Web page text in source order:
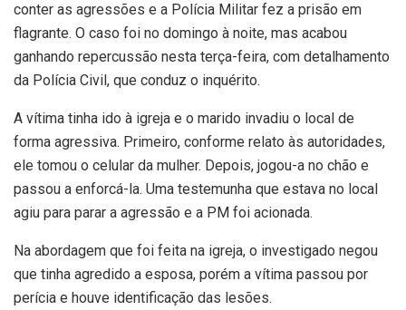
conter as agressões e a Polícia Militar fez a prisão em
flagrante. O caso foi no domingo à noite, mas acabou
ganhando repercussão nesta terça-feira, com detalhamento
da Polícia Civil, que conduz o inquérito.
A vítima tinha ido à igreja e o marido invadiu o local de
forma agressiva. Primeiro, conforme relato às autoridades,
ele tomou o celular da mulher. Depois, jogou-a no chão e
passou a enforcá-la. Uma testemunha que estava no local
agiu para parar a agressão e a PM foi acionada.
Na abordagem que foi feita na igreja, o investigado negou
que tinha agredido a esposa, porém a vítima passou por
perícia e houve identificação das lesões.